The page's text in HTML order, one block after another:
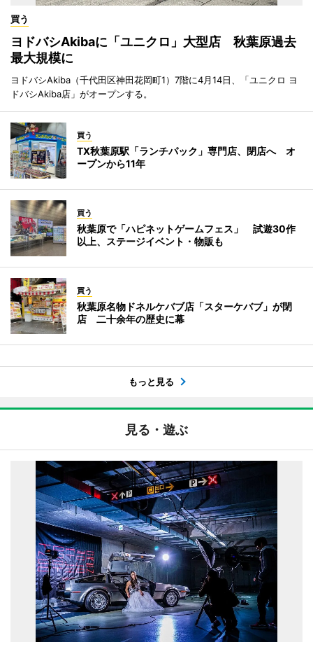
買う
ヨドバシAkibaに「ユニクロ」大型店 秋葉原過去
最大規模に
ヨドバシAkiba（千代田区神田花岡町1）7階に4月14日、「ユニクロ ヨ
ドバシAkiba店」がオープンする。
買う
TX秋葉原駅「ランチパック」専門店、閉店へ オ
ープンから11年
買う
秋葉原で「ハピネットゲームフェス」 試遊30作
以上、ステージイベント・物販も
買う
秋葉原名物ドネルケバブ店「スターケバブ」が閉
店 二十余年の歴史に幕
もっと見る
見る・遊ぶ